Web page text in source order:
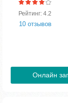
Рейтинг: 4.2
10 отзывов
Онлайн